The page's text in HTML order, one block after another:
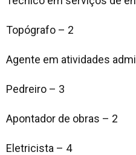
Topógrafo – 2
Agente em atividades
Pedreiro – 3
Apontador de obras – 2
Eletricista – 4